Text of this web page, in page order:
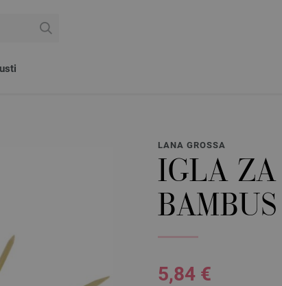
LANA GROSSA
IGLA ZA
5,84 €